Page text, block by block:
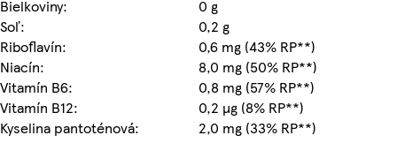
Bielkoviny:
0 g
Soľ:
0,2 g
Riboflavín:
0,6 mg (43% RP**)
Niacín:
8,0 mg (50% RP**)
Vitamín B6:
0,8 mg (57% RP**)
Vitamín B12:
0,2 µg (8% RP**)
Kyselina pantoténová:
2,0 mg (33% RP**)